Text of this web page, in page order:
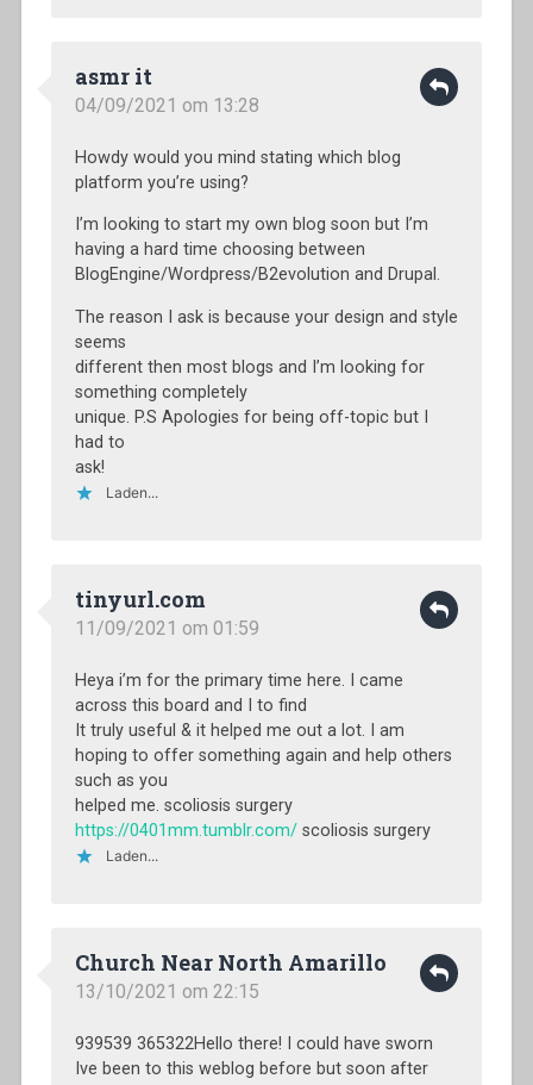
asmr it
04/09/2021 om 13:28
Howdy would you mind stating which blog
platform you’re using?
I’m looking to start my own blog soon but I’m
having a hard time choosing between
BlogEngine/Wordpress/B2evolution and Drupal.
The reason I ask is because your design and style
seems
different then most blogs and I’m looking for
something completely
unique. P.S Apologies for being off-topic but I
had to
ask!
Laden...
tinyurl.com
11/09/2021 om 01:59
Heya i’m for the primary time here. I came
across this board and I to find
It truly useful & it helped me out a lot. I am
hoping to offer something again and help others
such as you
helped me. scoliosis surgery
https://0401mm.tumblr.com/scoliosis surgery
Laden...
Church Near North Amarillo
13/10/2021 om 22:15
939539 365322Hello there! I could have sworn
Ive been to this weblog before but soon after